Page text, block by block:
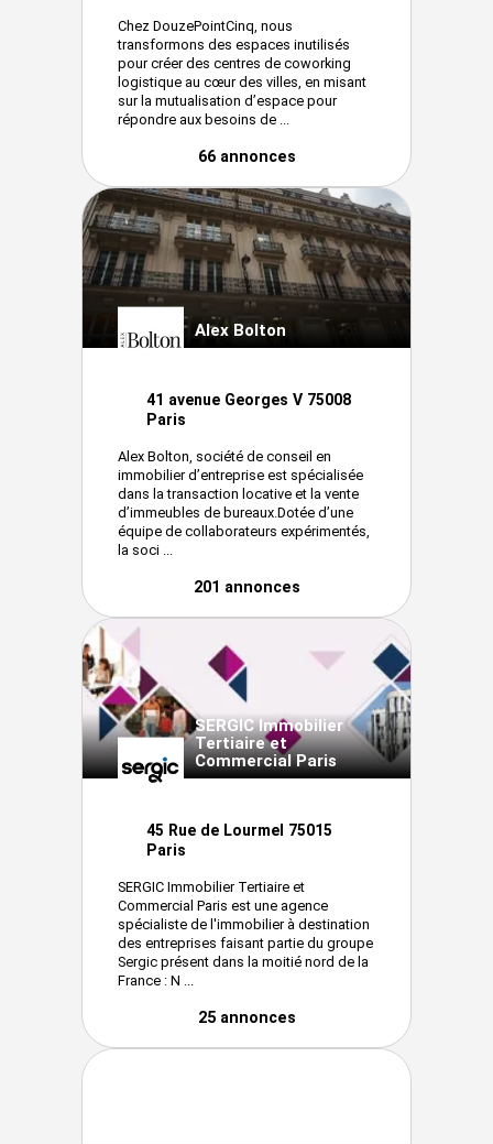
Chez DouzePointCinq, nous
transformons des espaces inutilisés
pour créer des centres de coworking
logistique au cœur des villes, en misant
sur la mutualisation d’espace pour
répondre aux besoins de ...
66 annonces
Alex Bolton
41 avenue Georges V 75008
Paris
Alex Bolton, société de conseil en
immobilier d’entreprise est spécialisée
dans la transaction locative et la vente
d’immeubles de bureaux.Dotée d’une
équipe de collaborateurs expérimentés,
la soci ...
201 annonces
SERGIC Immobilier
Tertiaire et
Commercial Paris
45 Rue de Lourmel 75015
Paris
SERGIC Immobilier Tertiaire et
Commercial Paris est une agence
spécialiste de l'immobilier à destination
des entreprises faisant partie du groupe
Sergic présent dans la moitié nord de la
France : N ...
25 annonces